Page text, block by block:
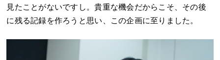
見たことがないですし。貴重な機会だからこそ、その後
に残る記録を作ろうと思い、この企画に至りました。